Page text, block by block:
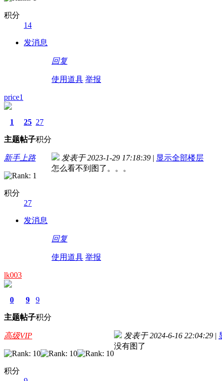
积分
14
发消息
回复
使用道具 举报
price1
1
主题
25
帖子
27
积分
新手上路
积分
27
发消息
发表于 2023-1-29 17:18:39 | 显示全部楼层
怎么看不到图了。。。
回复
使用道具 举报
lk003
0
主题
9
帖子
9
积分
高级VIP
积分
发表于 2024-6-16 22:04:29 |
没有图了